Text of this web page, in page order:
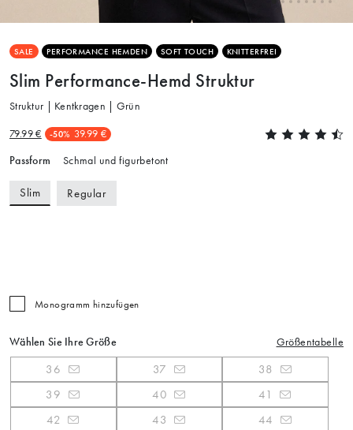
SALE PERFORMANCE HEMDEN SOFT TOUCH KNITTERFREI
Slim Performance-Hemd Struktur
Struktur | Kentkragen | Grün
79.99 € -50% 39.99 €
Passform Schmal und figurbetont
Slim Regular
Monogramm hinzufügen
Wählen Sie Ihre Größe Größentabelle
36 37
38
39
40
41
42
43
44